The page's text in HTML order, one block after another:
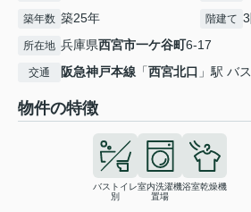
築年数 築25年 階建て
所在地 兵庫県西宮市一ケ谷町6-17
交通 阪急神戸本線 「西宮北口 」駅 バ
物件の特徴
バストイレ
別
室内洗濯機
置場
浴室乾燥機